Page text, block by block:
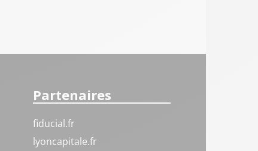
Partenaires
fiducial.fr
lyoncapitale.fr